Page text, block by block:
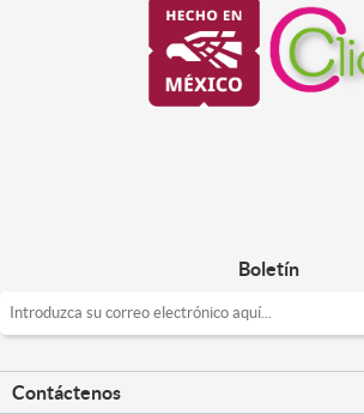
Boletín
Contáctenos